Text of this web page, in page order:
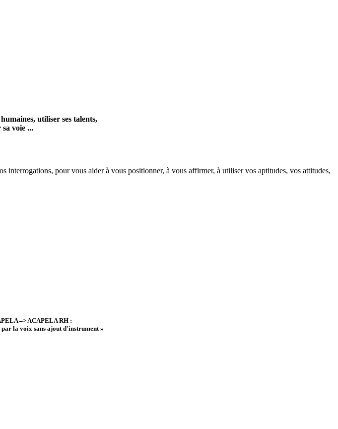
utiliser ses talents,
voie ...
pour vous aider à vous positionner, à vous affirmer, à utiliser vos aptitudes, vos attitudes,
–> ACAPELA RH :
par la voix sans ajout d'instrument »